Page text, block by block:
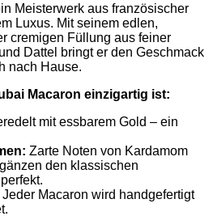
Meisterwerk aus französischer
Luxus. Mit seinem edlen,
cremigen Füllung aus feiner
Dattel bringt er den Geschmack
nach Hause.
Macaron einzigartig ist:
mit essbarem Gold – ein
Zarte Noten von Kardamom
den klassischen
Jeder Macaron wird handgefertigt